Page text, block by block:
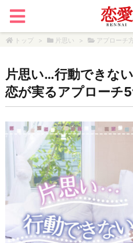
トップ > 片思い > アプローチ
片思い…行動できな
恋が実るアプローチ5